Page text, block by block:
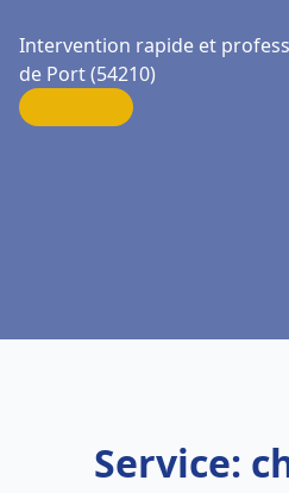
Intervention rapide et
de Port (54210)
Service: